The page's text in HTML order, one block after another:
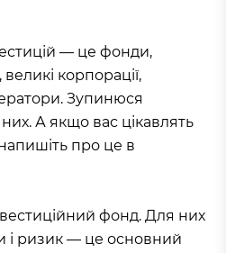
— це фонди,
корпорації,
Зупинюся
А якщо вас цікавлять
про це в
фонд. Для них
і ризик — це основний